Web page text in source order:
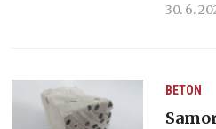
30. 6.
BETON